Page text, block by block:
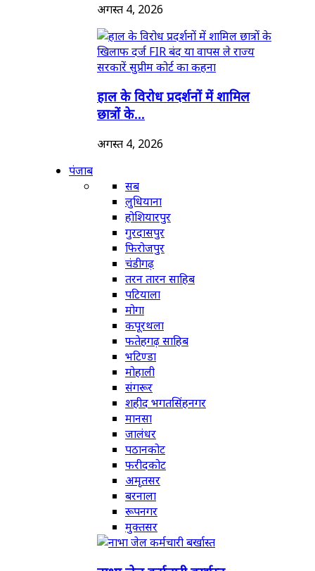
अगस्त 4, 2026
हाल के विरोध प्रदर्शनों में शामिल
छात्रों के...
अगस्त 4, 2026
पंजाब
सब
लुधियाना
होशियारपुर
गुरदासपुर
फिरोजपुर
चंडीगढ़
तरन तारन साहिब
पटियाला
मोगा
कपूरथला
फतेहगढ़ साहिब
भटिण्डा
मोहाली
संगरूर
शहीद भगतसिंहनगर
मानसा
जालंधर
पठानकोट
फरीदकोट
अमृतसर
बरनाला
रूपनगर
मुक्तसर